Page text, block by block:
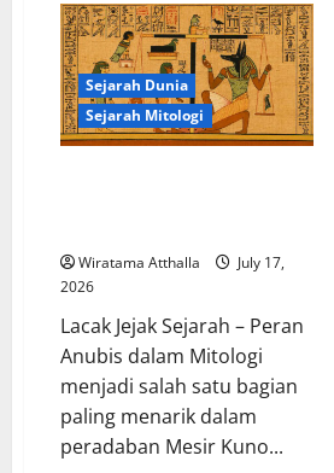
Satu
Kaki
dalam
Legenda
Naga
Laut
yang
Melegenda
Sejarah Dunia
Sejarah Mitologi
Wiratama Atthalla
July 17,
2026
Lacak Jejak Sejarah – Peran
Anubis dalam Mitologi
menjadi salah satu bagian
paling menarik dalam
peradaban Mesir Kuno...